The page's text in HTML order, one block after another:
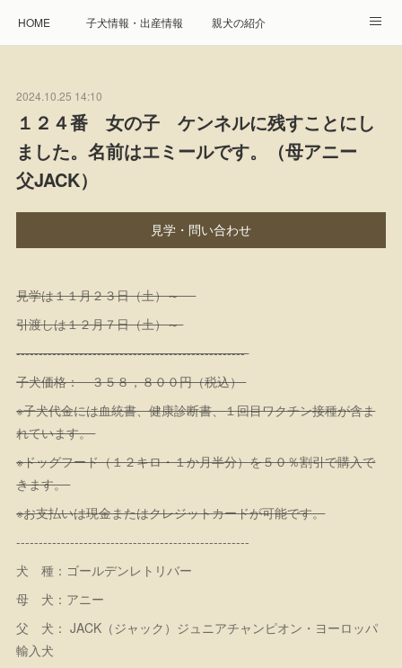
HOME 子犬情報・出産情報 親犬の紹介
遺伝疾患への取り組み
プレジール親睦会 特定商取引に基づく表記
2024.10.25 14:10
１２４番 女の子 ケンネルに残すことにし
ました。名前はエミールです。（母アニー
父JACK）
見学・問い合わせ
見学は１１月２３日（土）～
引渡しは１２月７日（土）～
---------------------------------------------------
子犬価格： ３５８，８００円（税込）
※子犬代金には血統書、健康診断書、１回目ワクチン接種が含ま
れています。
※ドッグフード（１２キロ・１か月半分）を５０％割引で購入で
きます。
※お支払いは現金またはクレジットカードが可能です。
----------------------------------------------------
犬 種：ゴールデンレトリバー
母 犬：アニー
父 犬： JACK（ジャック）ジュニアチャンピオン・ヨーロッパ
輸入犬